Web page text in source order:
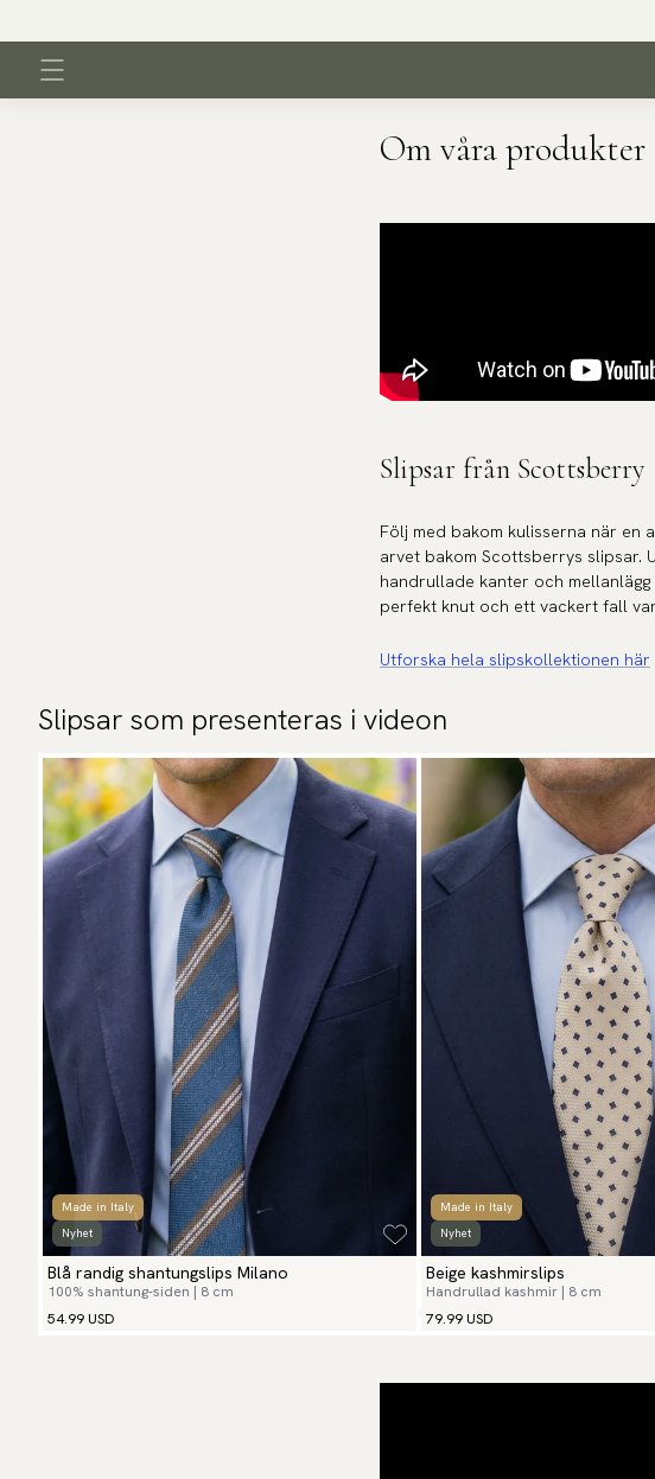
Om våra produkter
Slipsar från Scottsberry
Följ med bakom kulisserna när en
arvet bakom Scottsberrys slipsar.
handrullade kanter och
perfekt knut och ett vackert fall
Utforska hela slipskollektionen här
Slipsar som presenteras i videon
Made in Italy
Nyhet
Blå randig shantungslips Milano
100% shantung-siden | 8 cm
54.99 USD
Made in Italy
Nyhet
Beige kashmirslips
Handrullad kashmir | 8 cm
79.99 USD